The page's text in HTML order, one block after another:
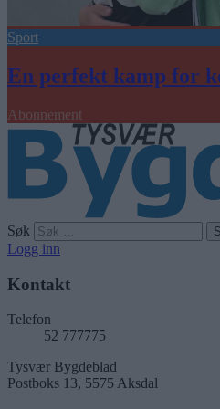
Sport
En perfekt kamp for
Abonnement
Søk
Logg inn
Kontakt
Telefon
52 777775
Tysvær Bygdeblad
Postboks 13, 5575 Aksdal